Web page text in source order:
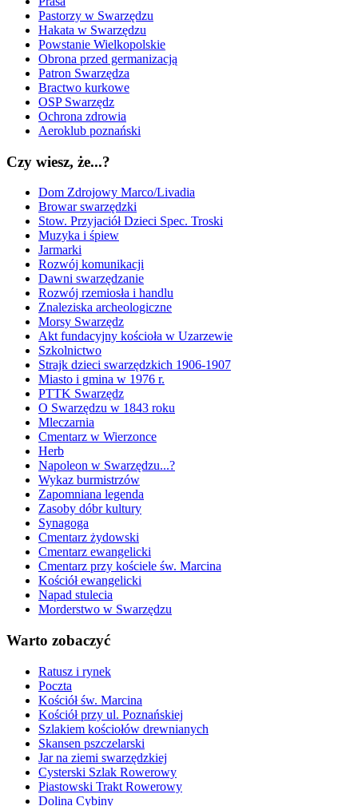
Pastorzy w Swarzędzu
Hakata w Swarzędzu
Powstanie Wielkopolskie
Obrona przed germanizacją
Patron Swarzędza
Bractwo kurkowe
OSP Swarzędz
Ochrona zdrowia
Aeroklub poznański
Czy wiesz, że...?
Dom Zdrojowy Marco/Livadia
Browar swarzędzki
Stow. Przyjaciół Dzieci Spec. Troski
Muzyka i śpiew
Jarmarki
Rozwój komunikacji
Dawni swarzędzanie
Rozwój rzemiosła i handlu
Znaleziska archeologiczne
Morsy Swarzędz
Akt fundacyjny kościoła w Uzarzewie
Szkolnictwo
Strajk dzieci swarzędzkich 1906-1907
Miasto i gmina w 1976 r.
PTTK Swarzędz
O Swarzędzu w 1843 roku
Mleczarnia
Cmentarz w Wierzonce
Herb
Napoleon w Swarzędzu...?
Wykaz burmistrzów
Zapomniana legenda
Zasoby dóbr kultury
Synagoga
Cmentarz żydowski
Cmentarz ewangelicki
Cmentarz przy kościele św. Marcina
Kościół ewangelicki
Napad stulecia
Morderstwo w Swarzędzu
Warto zobaczyć
Ratusz i rynek
Poczta
Kościół św. Marcina
Kościół przy ul. Poznańskiej
Szlakiem kościołów drewnianych
Skansen pszczelarski
Jar na ziemi swarzędzkiej
Cysterski Szlak Rowerowy
Piastowski Trakt Rowerowy
Dolina Cybiny